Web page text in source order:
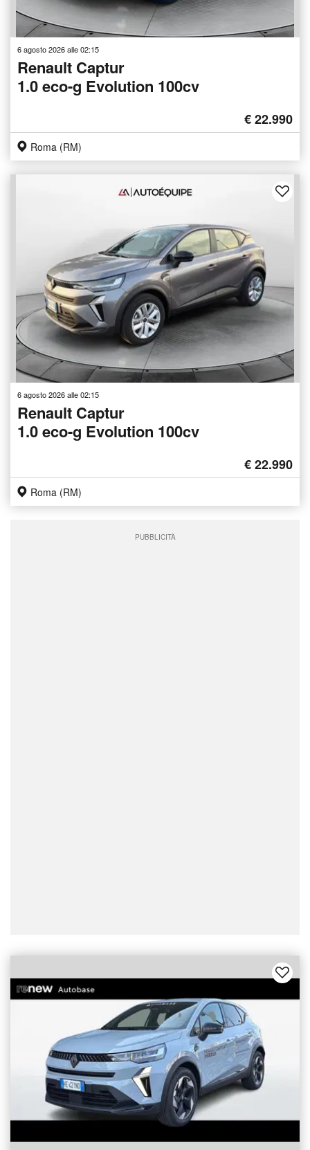
6 agosto 2026 alle 02:15
Renault Captur
1.0 eco-g Evolution 100cv
€ 22.990
Roma (RM)
6 agosto 2026 alle 02:15
Renault Captur
1.0 eco-g Evolution 100cv
€ 22.990
Roma (RM)
PUBBLICITÀ